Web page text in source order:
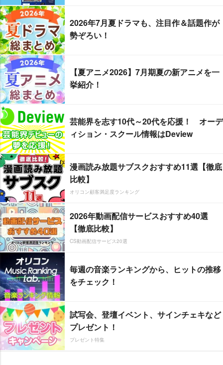
2026年7月夏ドラマも、注目作＆話題作が
勢ぞろい！
【夏アニメ2026】7月期夏の新アニメを一
挙紹介！
芸能界を志す10代～20代を応援！ オーデ
ィション・スクール情報はDeview
漫画読み放題サブスクおすすめ11選【徹底
比較】
オリコン顧客満足度ランキング
2026年動画配信サービスおすすめ40選
【徹底比較】
CS動画配信サービス20選
毎週の音楽ランキングから、ヒットの推移
をチェック！
試写会、登壇イベント、サインチェキなど
プレゼント！
プレゼント特集